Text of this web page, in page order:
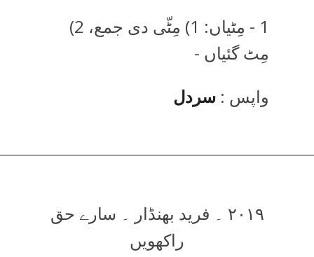
1 - مِٹیاں: 1) مِٹّی دی جمع، 2)
مِٹ گئیاں -
واپس : سردل
۲۰۱۹ ۔ فرید بھنڈار ۔ سارے حق
راکھویں